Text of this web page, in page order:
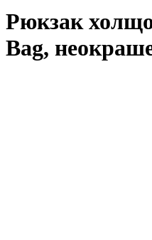
Рюкзак
Bag,